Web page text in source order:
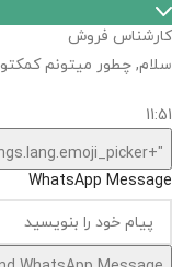
کارشناس فروش
سلام, چطور میتونم
11:51
"+chaty_settings.lang.emoji_picker+"
WhatsApp Message